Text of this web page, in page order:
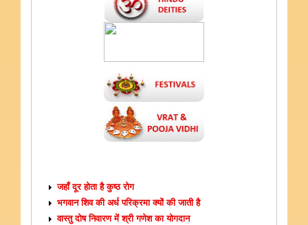
जहाँ दूर होता है कुष्ठ रोग
भगवान शिव की अर्ध परिक्रमा क्यों की जाती है
वास्तु दोष निवारण में श्री गणेश का योगदान